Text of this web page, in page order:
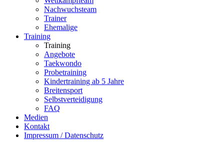
Nachwuchsteam
Trainer
Ehemalige
Training
Training
Angebote
Taekwondo
Probetraining
Kindertraining ab 5 Jahre
Breitensport
Selbstverteidigung
FAQ
Medien
Kontakt
Impressum / Datenschutz